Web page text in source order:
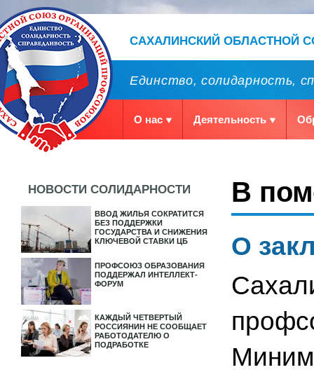
САХАЛИНСКИЙ ОБЛАСТНОЙ
Единство, солидарность,
О нас Деятельность
НОВОСТИ СОЛИДАРНОСТИ
ВВОД ЖИЛЬЯ СОКРАТИТСЯ
БЕЗ ПОДДЕРЖКИ
ГОСУДАРСТВА И СНИЖЕНИЯ
КЛЮЧЕВОЙ СТАВКИ ЦБ
ПРОФСОЮЗ ОБРАЗОВАНИЯ
ПОДДЕРЖАЛ ИНТЕЛЛЕКТ-
ФОРУМ
КАЖДЫЙ ЧЕТВЕРТЫЙ
РОССИЯНИН НЕ СООБЩАЕТ
РАБОТОДАТЕЛЮ О
ПОДРАБОТКЕ
В
О